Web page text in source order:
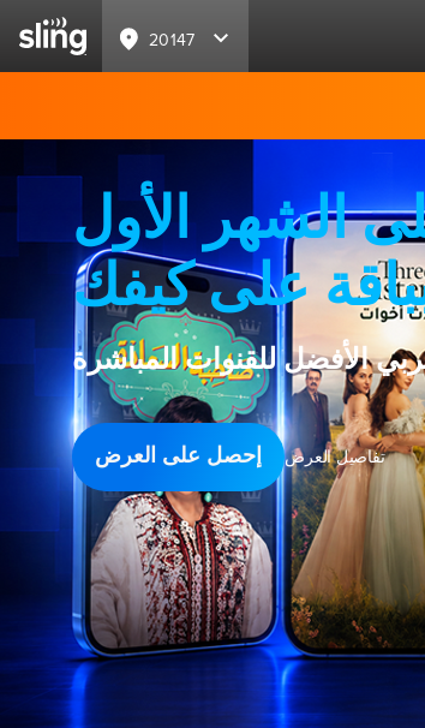
20147
على الشهر الأول
على كيفك
الأفضل للقنوات المباشرة
إحصل على العرض تفاصيل العرض